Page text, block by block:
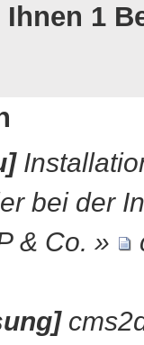
1
bei der
& Co. »